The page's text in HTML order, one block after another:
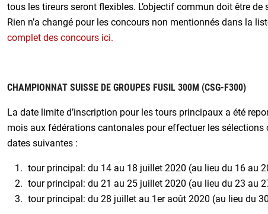
tous les tireurs seront flexibles. L’objectif commun doit être
Rien n’a changé pour les concours non mentionnés dans la
complet des concours ici.
CHAMPIONNAT SUISSE DE GROUPES FUSIL 300M (CSG-F300)
La date limite d’inscription pour les tours principaux a été
mois aux fédérations cantonales pour effectuer les
dates suivantes :
tour principal: du 14 au 18 juillet 2020 (au lieu du 16 au
tour principal: du 21 au 25 juillet 2020 (au lieu du 23 au
tour principal: du 28 juillet au 1er août 2020 (au lieu du